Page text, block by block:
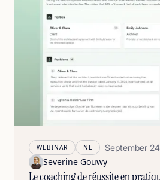
WEBINAR NL September
Severine Gouwy
Le coaching de réussite en